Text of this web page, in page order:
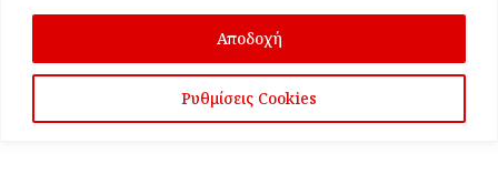
Ρυθμίσεις Cookies
Αποδοχή